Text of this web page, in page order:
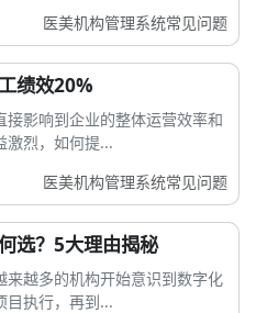
医美机构管理系统常见问题
绩效20%
影响到企业的整体运营效率和
激烈，如何提...
医美机构管理系统常见问题
选？5大理由揭秘
越多的机构开始意识到数字化
目执行，再到...